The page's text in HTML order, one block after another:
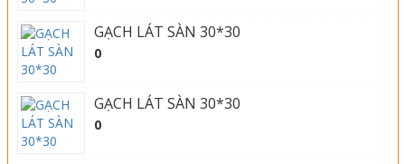
GẠCH LÁT SÀN 30*30
0
GẠCH LÁT SÀN 30*30
0